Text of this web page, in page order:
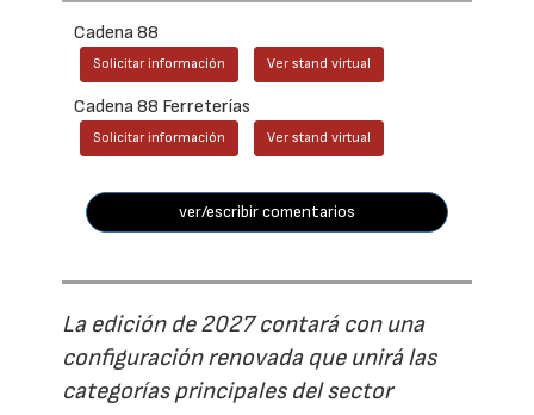
Cadena 88
Solicitar información Ver stand virtual
Cadena 88 Ferreterías
Solicitar información Ver stand virtual
ver/escribir comentarios
La edición de 2027 contará con una
configuración renovada que unirá las
categorías principales del sector